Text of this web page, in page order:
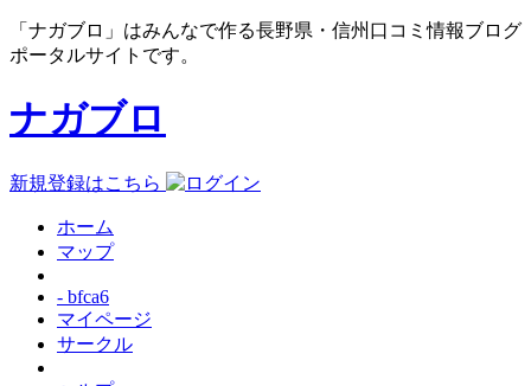
「ナガブロ」はみんなで作る長野県・信州口コミ情報ブログ
ポータルサイトです。
ナガブロ
新規登録はこちら
ホーム
マップ
- bfca6
マイページ
サークル